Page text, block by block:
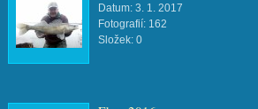
Datum: 3. 1. 2017
Fotografií: 162
Složek: 0